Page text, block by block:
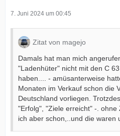
7. Juni 2024 um 00:45
Zitat von magejo
Damals hat man mich
"Ladenhüter" nicht mit den C
haben.... - amüsanterweise
Monaten im Verkauf schon die
Deutschland vorliegen.
"Erfolg", "Ziele erreicht" -.
ich aber schon,..und die waren